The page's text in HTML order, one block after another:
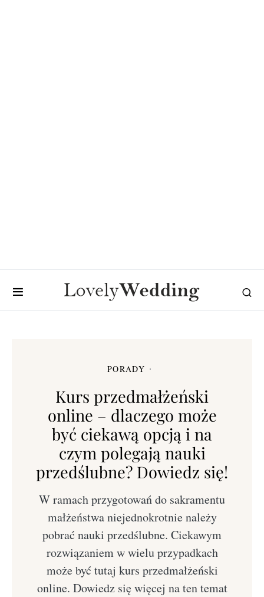
PORADY
Kurs przedmałżeński
online – dlaczego może
być ciekawą opcją i na
czym polegają nauki
przedślubne? Dowiedz się!
W ramach przygotowań do sakramentu
małżeństwa niejednokrotnie należy
pobrać nauki przedślubne. Ciekawym
rozwiązaniem w wielu przypadkach
może być tutaj kurs przedmałżeński
online. Dowiedz się więcej na ten temat